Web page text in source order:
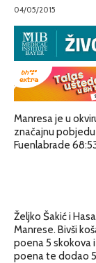
04/05/2015
Manresa je u
značajnu
Fuenlabrade
Željko Šakić i
Manrese. Bivši
poena 5 skokova
poena te dodao